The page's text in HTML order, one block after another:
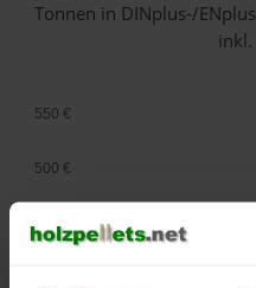
Tonnen in DINplus-/
450 €
500 €
550 €